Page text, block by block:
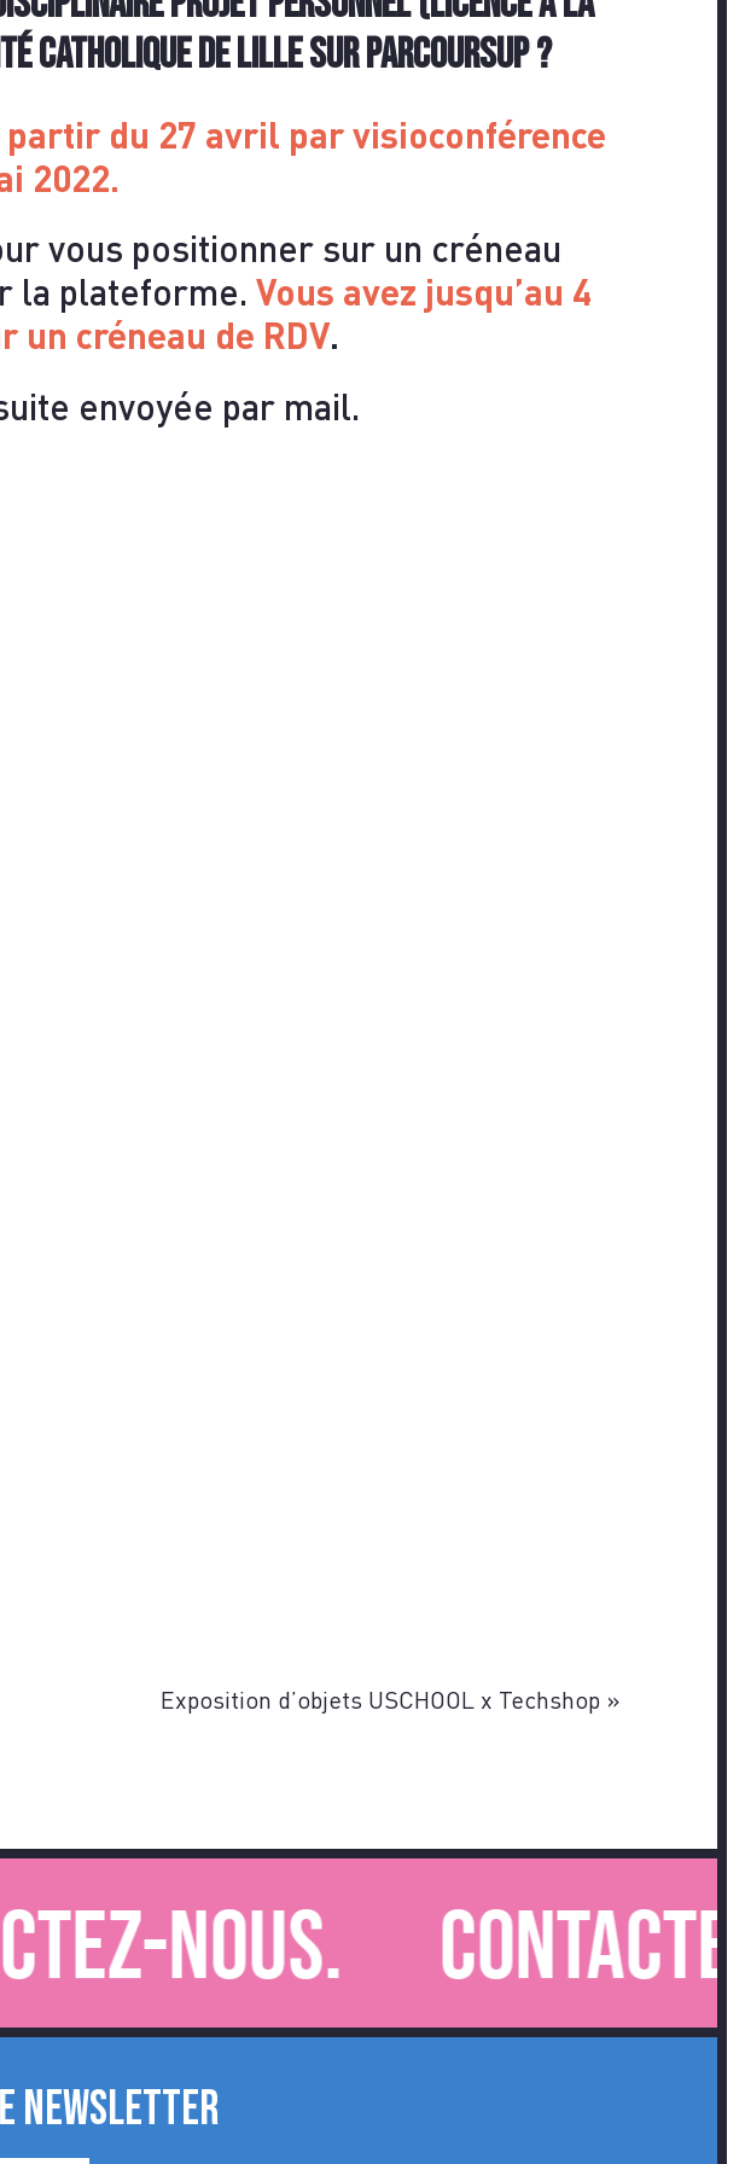
Catholique de Lille sur Parcoursup ?
partir du 27 avril par visioconférence
2022.
vous positionner sur un créneau
la plateforme. Vous avez jusqu’au 4
créneau de RDV.
envoyée par mail.
Exposition d’objets USCHOOL x Techshop »
Contactez-
NEWSLETTER